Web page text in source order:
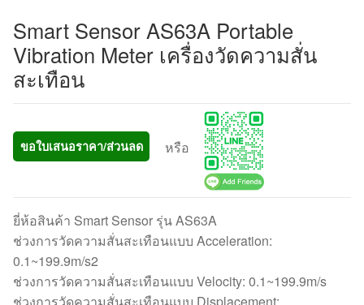
Smart Sensor AS63A Portable
Vibration Meter เครื่องวัดความสั่น
สะเทือน
ขอใบเสนอราคา/ส่วนลด หรือ
ยี่ห้อสินค้า Smart Sensor รุ่น AS63A
ช่วงการวัดความสั่นสะเทือนแบบ Acceleration:
0.1~199.9m/s2
ช่วงการวัดความสั่นสะเทือนแบบ Velocity: 0.1~199.9m/s
ช่วงการวัดความสั่นสะเทือนแบบ Displacement: